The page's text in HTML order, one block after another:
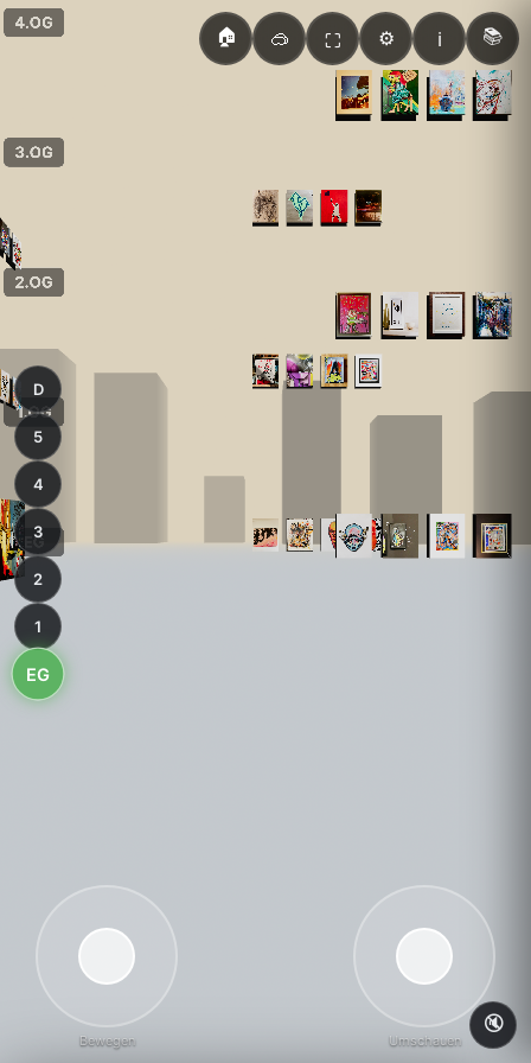
🏠 🥽 ⛶ ⚙️ ℹ️ 📚
Bewegen Umschauen
D
5
4
3
2
1
EG
🔇